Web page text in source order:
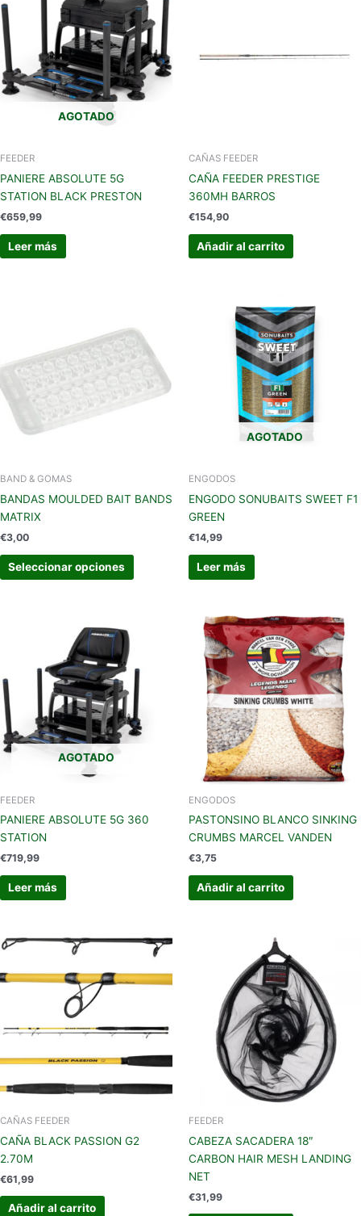
AGOTADO
FEEDER
PANIERE ABSOLUTE 5G
STATION BLACK PRESTON
€659,99
Leer más
CAÑAS FEEDER
CAÑA FEEDER PRESTIGE
360MH BARROS
€154,90
Añadir al carrito
BAND & GOMAS
BANDAS MOULDED BAIT BANDS
MATRIX
€3,00
Seleccionar opciones
tiene
múltiples
variantes.
Las
opciones
la
AGOTADO
ENGODOS
ENGODO SONUBAITS SWEET F1
GREEN
€14,99
Leer más
AGOTADO
FEEDER
PANIERE ABSOLUTE 5G 360
STATION
€719,99
Leer más
ENGODOS
PASTONSINO BLANCO SINKING
CRUMBS MARCEL VANDEN
€3,75
Añadir al carrito
CAÑAS FEEDER
CAÑA BLACK PASSION G2
2.70M
€61,99
Añadir al carrito
FEEDER
CABEZA SACADERA 18″
CARBON HAIR MESH LANDING
NET
€31,99